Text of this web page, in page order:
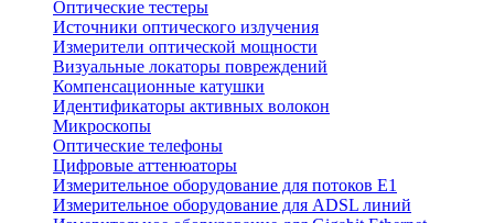
Оптические тестеры
Источники оптического излучения
Измерители оптической мощности
Визуальные локаторы повреждений
Компенсационные катушки
Идентификаторы активных волокон
Микроскопы
Оптические телефоны
Цифровые аттенюаторы
Измерительное оборудование для потоков Е1
Измерительное оборудование для ADSL линий